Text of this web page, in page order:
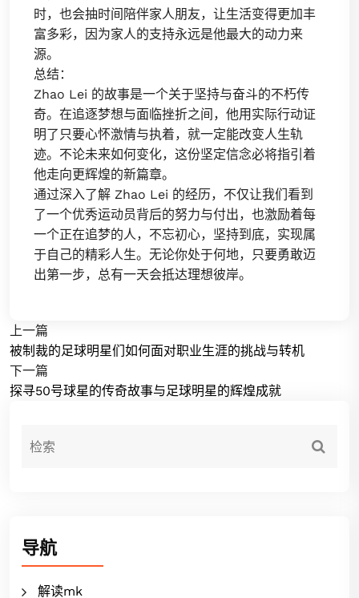
时，也会抽时间陪伴家人朋友，让生活变得更加丰
富多彩，因为家人的支持永远是他最大的动力来
源。
总结：
Zhao Lei 的故事是一个关于坚持与奋斗的不朽传
奇。在追逐梦想与面临挫折之间，他用实际行动证
明了只要心怀激情与执着，就一定能改变人生轨
迹。不论未来如何变化，这份坚定信念必将指引着
他走向更辉煌的新篇章。
通过深入了解 Zhao Lei 的经历，不仅让我们看到
了一个优秀运动员背后的努力与付出，也激励着每
一个正在追梦的人，不忘初心，坚持到底，实现属
于自己的精彩人生。无论你处于何地，只要勇敢迈
出第一步，总有一天会抵达理想彼岸。
上一篇
被制裁的足球明星们如何面对职业生涯的挑战与转机
下一篇
探寻50号球星的传奇故事与足球明星的辉煌成就
导航
解读mk